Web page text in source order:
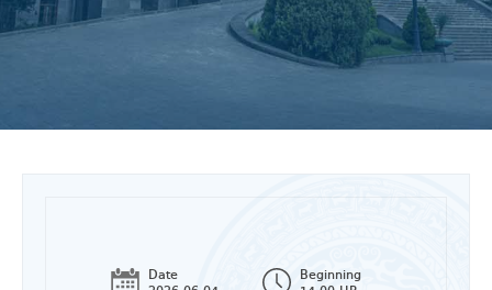
Date
Beginning